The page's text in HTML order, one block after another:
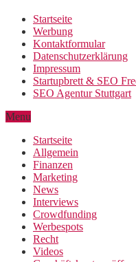
Startseite
Werbung
Kontaktformular
Datenschutzerklärung
Impressum
Startupbrett & SEO
SEO Agentur Stuttgart
Menu
Startseite
Allgemein
Finanzen
Marketing
News
Interviews
Crowdfunding
Werbespots
Recht
Videos